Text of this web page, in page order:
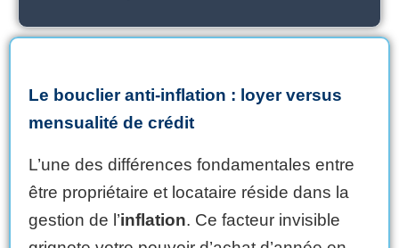
Le bouclier anti-inflation : loyer versus
mensualité de crédit
L’une des différences fondamentales entre
être propriétaire et locataire réside dans la
gestion de l’inflation. Ce facteur invisible